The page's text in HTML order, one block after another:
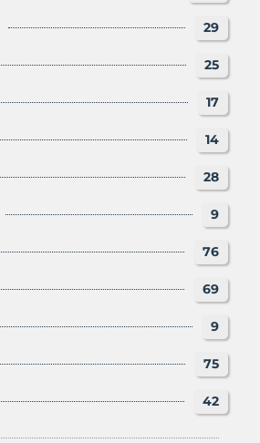
29
25
17
14
28
9
76
69
9
75
42